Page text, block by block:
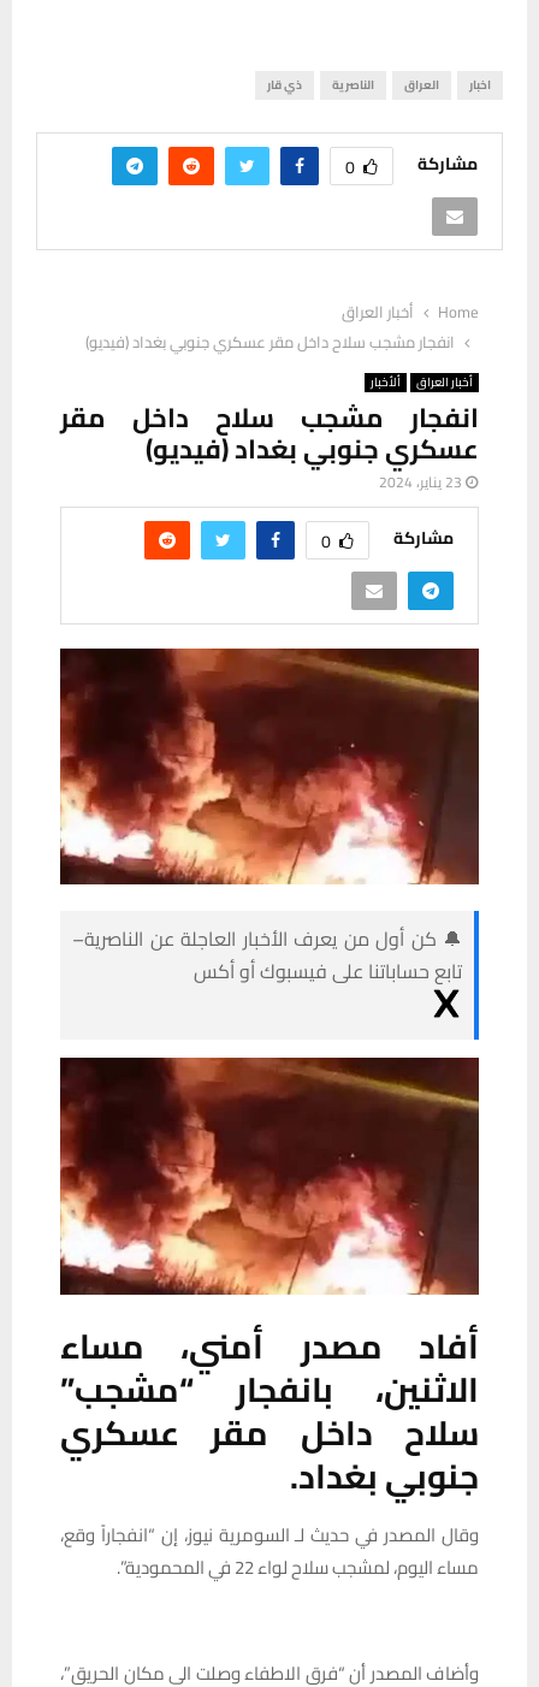
اخبار العراق الناصرية ذي قار
مشاركة 0
Home
أخبار العراق
انفجار مشجب سلاح داخل مقر عسكري جنوبي بغداد (فيديو)
أخبار العراق ألأخبار
انفجار مشجب سلاح داخل مقر
عسكري جنوبي بغداد (فيديو)
23 يناير، 2024
مشاركة 0
🔔 كن أول من يعرف الأخبار العاجلة عن الناصرية–
تابع حساباتنا على فيسبوك أو أكس
أفاد مصدر أمني، مساء
الاثنين، بانفجار “مشجب”
سلاح داخل مقر عسكري
جنوبي بغداد.
وقال المصدر في حديث لـ السومرية نيوز، إن “انفجاراً وقع،
مساء اليوم، لمشجب سلاح لواء 22 في المحمودية”.
وأضاف المصدر أن “فرق الاطفاء وصلت الى مكان الحريق”،